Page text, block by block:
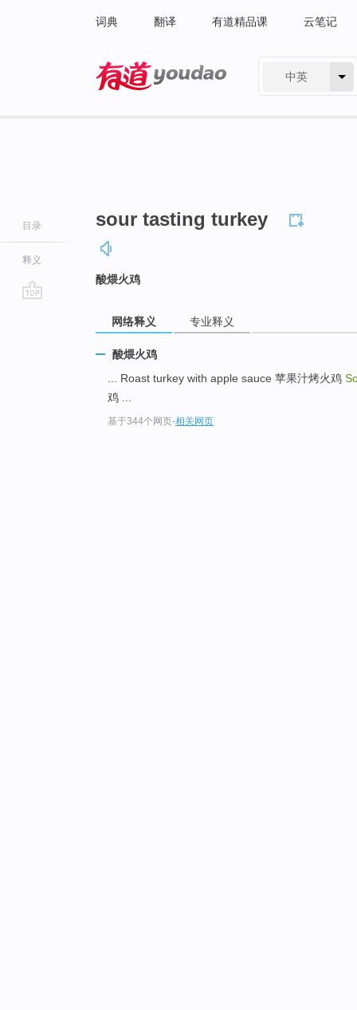
词典 翻译 有道精品课 云笔记
中英
目录
释义
sour tasting turkey
酸煨火鸡
网络释义 专业释义
酸煨火鸡
... Roast turkey with apple sauce 苹果汁烤火鸡
鸡 ...
基于344个网页-相关网页